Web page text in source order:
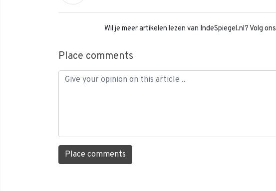
Wil je meer artikelen lezen van IndeSpiegel.nl? Volg
Place comments
Place comments